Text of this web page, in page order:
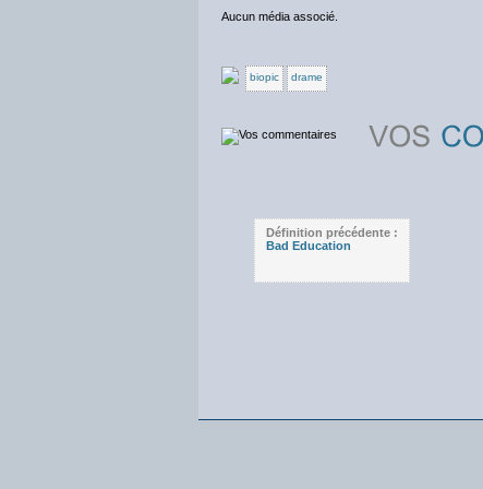
Aucun média associé.
biopic drame
Définition précédente :
Bad Education